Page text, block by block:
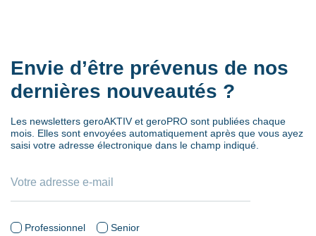
Envie d’être prévenus de nos
dernières nouveautés ?
Les newsletters geroAKTIV et geroPRO sont publiées chaque
mois. Elles sont envoyées automatiquement après que vous ayez
saisi votre adresse électronique dans le champ indiqué.
Professionnel
Senior